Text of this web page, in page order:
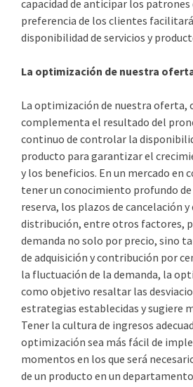
capacidad de anticipar los patrones
preferencia de los clientes
disponibilidad de servicios y
La optimización de nuestra
La optimización de nuestra oferta,
complementa el resultado del
continuo de controlar la
producto para garantizar el
y los beneficios. En un mercado en
tener un conocimiento profundo
reserva, los plazos de cancelación y
distribución, entre otros factores,
demanda no solo por precio, sino
de adquisición y contribución por
la fluctuación de la demanda, la
como objetivo resaltar las
estrategias establecidas y sugiere
Tener la cultura de ingresos
optimización sea más fácil de
momentos en los que será
de un producto en un